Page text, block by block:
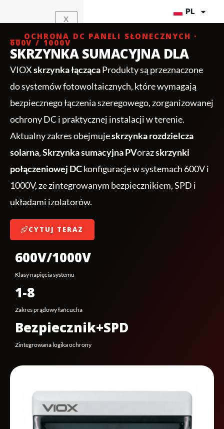
X
PL
⎯⎯ OCHRONA DC PANELI SŁONECZNYCH ·
600V / 1000V
SKRZYNKA SUMACYJNA DLA
VIOXskrzynka łączącaProdukty są przeznaczone
do systemów fotowoltaicznych, które wymagają
bezpiecznego łączenia szeregowego, zorganizowanej
ochrony DC i praktycznej instalacji w terenie.
Aktualny zakres obejmujeskrzynka rozdzielcza
solarna,Skrzynka sumacyjna PVorazskrzynki
połączeniowej DCkonfiguracje w systemach 600V i
1000V, ze zintegrowanym bezpiecznikiem, SPD i
układami izolatorów.
CYTUJ TERAZ
600V/1000V
Klasy napięcia systemu
1-8
Zakres prądowy łańcucha
Bezpiecznik+SPD
Zintegrowana logika ochrony